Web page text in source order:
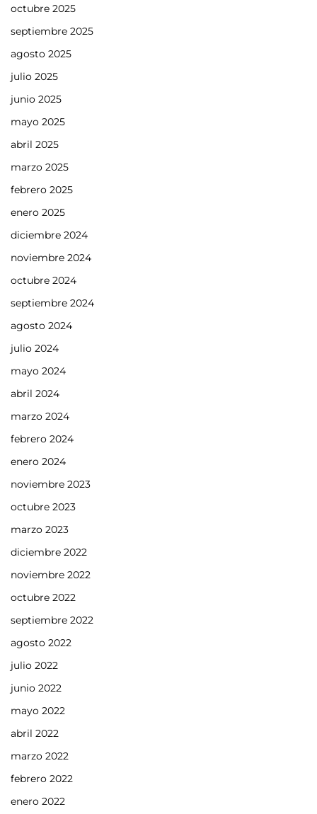
octubre 2025
septiembre 2025
agosto 2025
julio 2025
junio 2025
mayo 2025
abril 2025
marzo 2025
febrero 2025
enero 2025
diciembre 2024
noviembre 2024
octubre 2024
septiembre 2024
agosto 2024
julio 2024
mayo 2024
abril 2024
marzo 2024
febrero 2024
enero 2024
noviembre 2023
octubre 2023
marzo 2023
diciembre 2022
noviembre 2022
octubre 2022
septiembre 2022
agosto 2022
julio 2022
junio 2022
mayo 2022
abril 2022
marzo 2022
febrero 2022
enero 2022